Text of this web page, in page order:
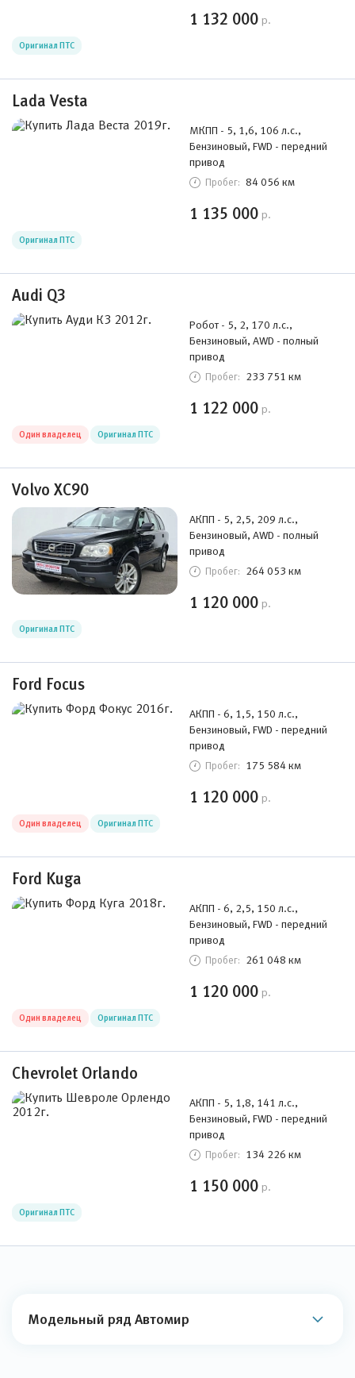
1 132 000 р.
Оригинал ПТС
Lada Vesta
МКПП - 5, 1,6, 106 л.с.,
Бензиновый, FWD - передний
привод
Пробег: 84 056 км
1 135 000 р.
Оригинал ПТС
Audi Q3
Робот - 5, 2, 170 л.с.,
Бензиновый, AWD - полный
привод
Пробег: 233 751 км
1 122 000 р.
Один владелец Оригинал ПТС
Volvo XC90
АКПП - 5, 2,5, 209 л.с.,
Бензиновый, AWD - полный
привод
Пробег: 264 053 км
1 120 000 р.
Оригинал ПТС
Ford Focus
АКПП - 6, 1,5, 150 л.с.,
Бензиновый, FWD - передний
привод
Пробег: 175 584 км
1 120 000 р.
Один владелец Оригинал ПТС
Ford Kuga
АКПП - 6, 2,5, 150 л.с.,
Бензиновый, FWD - передний
привод
Пробег: 261 048 км
1 120 000 р.
Один владелец Оригинал ПТС
Chevrolet Orlando
АКПП - 5, 1,8, 141 л.с.,
Бензиновый, FWD - передний
привод
Пробег: 134 226 км
1 150 000 р.
Оригинал ПТС
Модельный ряд Автомир